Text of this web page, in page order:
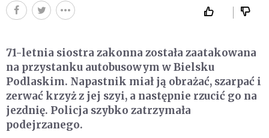
71-letnia siostra zakonna została zaatakowana
na przystanku autobusowym w Bielsku
Podlaskim. Napastnik miał ją obrażać, szarpać i
zerwać krzyż z jej szyi, a następnie rzucić go na
jezdnię. Policja szybko zatrzymała
podejrzanego.